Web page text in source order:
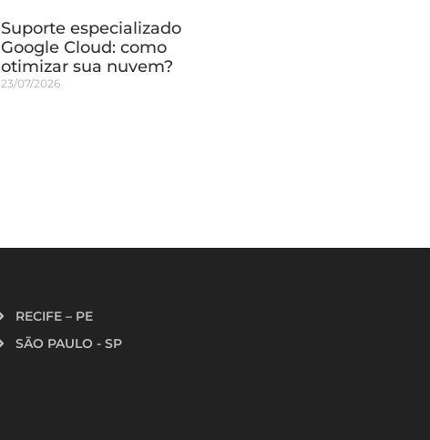
Suporte especializado
Google Cloud: como
otimizar sua nuvem?
23/07/2026
RECIFE – PE
SÃO PAULO - SP